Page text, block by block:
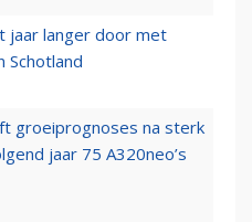
jaar langer door met
Schotland
groeiprognoses na sterk
jaar 75 A320neo’s